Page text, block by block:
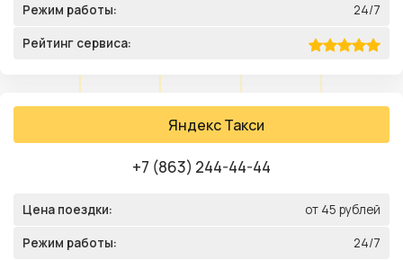
Режим работы: 24/7
Рейтинг сервиса:
Яндекс Такси
+7 (863) 244-44-44
Цена поездки: от 45 рублей
Режим работы: 24/7